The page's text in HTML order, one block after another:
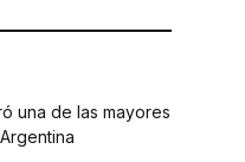
una de las mayores